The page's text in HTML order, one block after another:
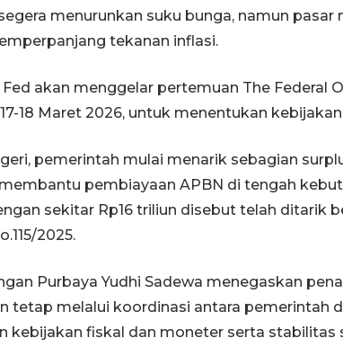
menurunkan suku bunga, namun pasar
tekanan inflasi.
Fed akan menggelar pertemuan The Federal
18 Maret 2026, untuk menentukan
pemerintah mulai menarik sebagian
pembiayaan APBN di tengah
sekitar Rp16 triliun disebut telah ditarik
2025.
Purbaya Yudhi Sadewa menegaskan
tetap melalui koordinasi antara pemerintah
kebijakan fiskal dan moneter serta stabilitas